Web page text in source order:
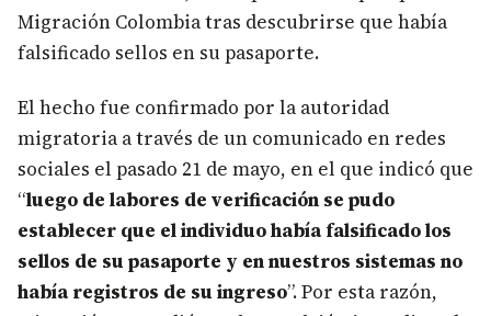
Migración Colombia tras descubrirse que había
falsificado sellos en su pasaporte.
El hecho fue confirmado por la autoridad
migratoria a través de un comunicado en redes
sociales el pasado 21 de mayo, en el que indicó que
“luego de labores de verificación se pudo
establecer que el individuo había falsificado los
sellos de su pasaporte y en nuestros sistemas no
había registros de su ingreso”. Por esta razón,